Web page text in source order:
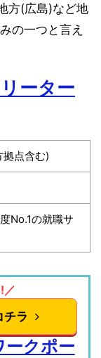
方(広島)など地
の一つと言え
ーター
拠点含む)
No.1の就職サ
／
チラ
ークポー